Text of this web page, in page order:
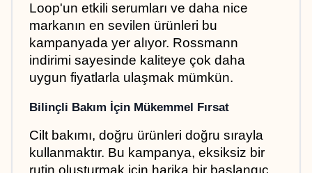
Loop'un etkili serumları ve daha nice
markanın en sevilen ürünleri bu
kampanyada yer alıyor. Rossmann
indirimi sayesinde kaliteye çok daha
uygun fiyatlarla ulaşmak mümkün.
Bilinçli Bakım İçin Mükemmel Fırsat
Cilt bakımı, doğru ürünleri doğru sırayla
kullanmaktır. Bu kampanya, eksiksiz bir
rutin oluşturmak için harika bir başlangıç